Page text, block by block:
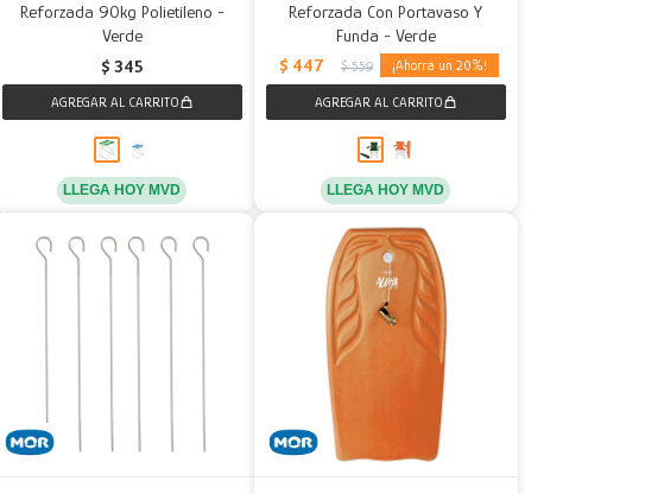
Reforzada 90kg Polietileno -
Verde
$ 345
LLEGA HOY MVD
Reforzada Con Portavaso Y
Funda - Verde
$ 447 $ 559 20
LLEGA HOY MVD